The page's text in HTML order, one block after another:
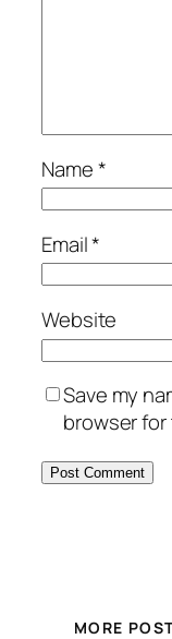
Name*
Email*
Website
Save my
browser
MORE